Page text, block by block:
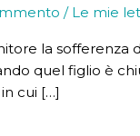
/ Le mie
la sofferenza
quel figlio è
cui […]